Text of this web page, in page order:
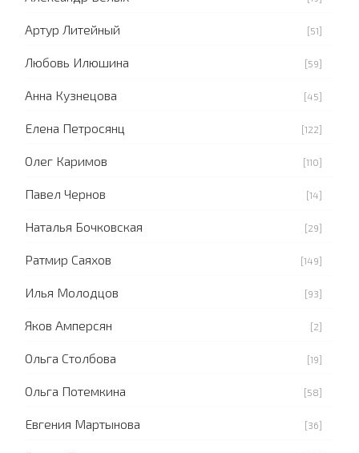
Артур Литейный [51]
Любовь Илюшина [59]
Анна Кузнецова [45]
Елена Петросянц [122]
Олег Каримов [110]
Павел Чернов [14]
Наталья Бочковская [29]
Ратмир Саяхов [149]
Илья Молодцов [93]
Яков Амперсян [2]
Ольга Столбова [19]
Ольга Потемкина [58]
Евгения Мартынова [36]